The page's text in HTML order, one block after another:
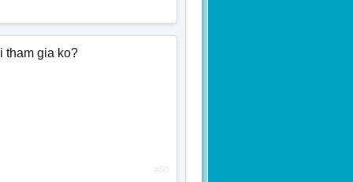
tham gia ko?
#50